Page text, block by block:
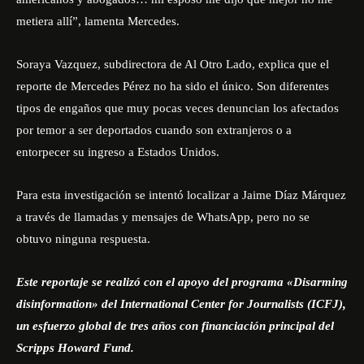
metiera allí”, lamenta Mercedes.
Soraya Vazquez, subdirectora de Al Otro Lado, explica que el
reporte de Mercedes Pérez no ha sido el único. Son diferentes
tipos de engaños que muy pocas veces denuncian los afectados
por temor a ser deportados cuando son extranjeros o a
entorpecer su ingreso a Estados Unidos.
Para esta investigación se intentó localizar a Jaime Díaz Márquez
a través de llamadas y mensajes de WhatsApp, pero no se
obtuvo ninguna respuesta.
Este reportaje se realizó con el apoyo del programa «Disarming
disinformation» del International Center for Journalists (ICFJ),
un esfuerzo global de tres años con financiación principal del
Scripps Howard Fund.